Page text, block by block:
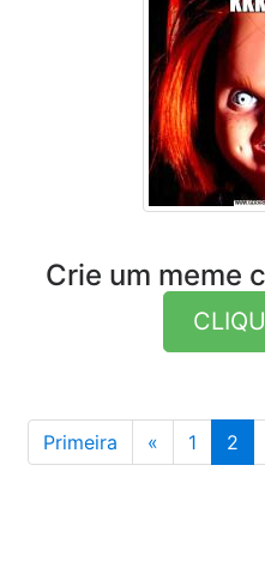
Crie um meme
Primeira « Anterior
1 2